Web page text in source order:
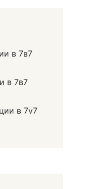
в 7в7
в 7в7
в 7v7